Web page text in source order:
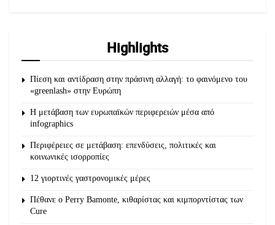
Highlights
Πίεση και αντίδραση στην πράσινη αλλαγή: το φαινόμενο του
«greenlash» στην Ευρώπη
Η μετάβαση των ευρωπαϊκών περιφερειών μέσα από
infographics
Περιφέρειες σε μετάβαση: επενδύσεις, πολιτικές και
κοινωνικές ισορροπίες
12 γιορτινές γαστρονομικές μέρες
Πέθανε ο Perry Bamonte, κιθαρίστας και κιμπορντίστας των
Cure